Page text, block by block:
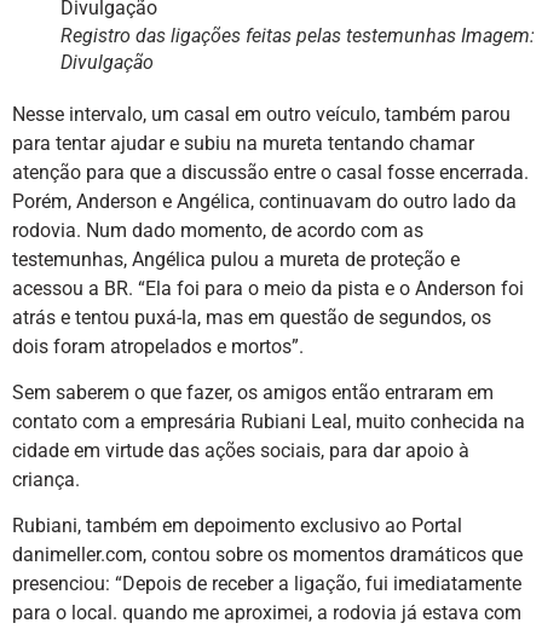
Registro das ligações feitas pelas testemunhas Imagem:
Divulgação
Nesse intervalo, um casal em outro veículo, também parou
para tentar ajudar e subiu na mureta tentando chamar
atenção para que a discussão entre o casal fosse encerrada.
Porém, Anderson e Angélica, continuavam do outro lado da
rodovia. Num dado momento, de acordo com as
testemunhas, Angélica pulou a mureta de proteção e
acessou a BR. “Ela foi para o meio da pista e o Anderson foi
atrás e tentou puxá-la, mas em questão de segundos, os
dois foram atropelados e mortos”.
Sem saberem o que fazer, os amigos então entraram em
contato com a empresária Rubiani Leal, muito conhecida na
cidade em virtude das ações sociais, para dar apoio à
criança.
Rubiani, também em depoimento exclusivo ao Portal
danimeller.com, contou sobre os momentos dramáticos que
presenciou: “Depois de receber a ligação, fui imediatamente
para o local. quando me aproximei, a rodovia já estava com